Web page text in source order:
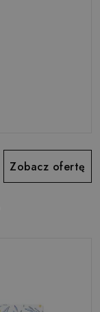
Zobacz ofertę